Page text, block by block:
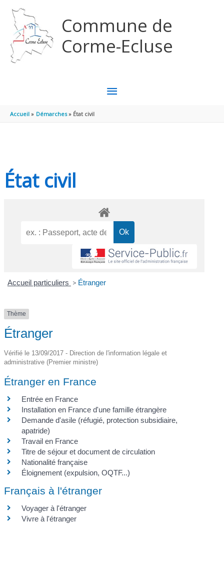
Commune de
Corme-Ecluse
MENU
Accueil Démarches État civil
État civil
Accueil particuliers > Étranger
Thème
Étranger
Vérifié le 13/09/2017 - Direction de l'information légale et
administrative (Premier ministre)
Étranger en France
Entrée en France
Installation en France d'une famille étrangère
Demande d'asile (réfugié, protection subsidiaire,
apatride)
Travail en France
Titre de séjour et document de circulation
Nationalité française
Éloignement (expulsion, OQTF...)
Français à l'étranger
Voyager à l'étranger
Vivre à l'étranger